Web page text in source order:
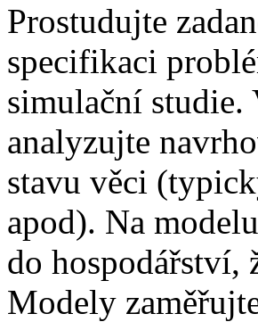
Prostudujte
specifikaci
simulační studie.
analyzujte
stavu věci
apod). Na
do hospodářství,
Modely